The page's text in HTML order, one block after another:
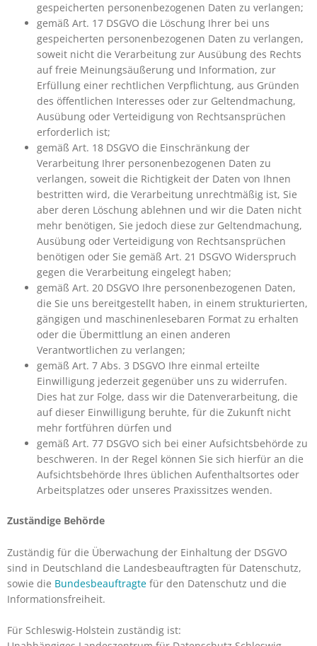
gespeicherten personenbezogenen Daten zu verlangen;
gemäß Art. 17 DSGVO die Löschung Ihrer bei uns
gespeicherten personenbezogenen Daten zu verlangen,
soweit nicht die Verarbeitung zur Ausübung des Rechts
auf freie Meinungsäußerung und Information, zur
Erfüllung einer rechtlichen Verpflichtung, aus Gründen
des öffentlichen Interesses oder zur Geltendmachung,
Ausübung oder Verteidigung von Rechtsansprüchen
erforderlich ist;
gemäß Art. 18 DSGVO die Einschränkung der
Verarbeitung Ihrer personenbezogenen Daten zu
verlangen, soweit die Richtigkeit der Daten von Ihnen
bestritten wird, die Verarbeitung unrechtmäßig ist, Sie
aber deren Löschung ablehnen und wir die Daten nicht
mehr benötigen, Sie jedoch diese zur Geltendmachung,
Ausübung oder Verteidigung von Rechtsansprüchen
benötigen oder Sie gemäß Art. 21 DSGVO Widerspruch
gegen die Verarbeitung eingelegt haben;
gemäß Art. 20 DSGVO Ihre personenbezogenen Daten,
die Sie uns bereitgestellt haben, in einem strukturierten,
gängigen und maschinenlesebaren Format zu erhalten
oder die Übermittlung an einen anderen
Verantwortlichen zu verlangen;
gemäß Art. 7 Abs. 3 DSGVO Ihre einmal erteilte
Einwilligung jederzeit gegenüber uns zu widerrufen.
Dies hat zur Folge, dass wir die Datenverarbeitung, die
auf dieser Einwilligung beruhte, für die Zukunft nicht
mehr fortführen dürfen und
gemäß Art. 77 DSGVO sich bei einer Aufsichtsbehörde zu
beschweren. In der Regel können Sie sich hierfür an die
Aufsichtsbehörde Ihres üblichen Aufenthaltsortes oder
Arbeitsplatzes oder unseres Praxissitzes wenden.
Zuständige Behörde
Zuständig für die Überwachung der Einhaltung der DSGVO
sind in Deutschland die Landesbeauftragten für Datenschutz,
sowie die Bundesbeauftragte für den Datenschutz und die
Informationsfreiheit.
Für Schleswig-Holstein zuständig ist: